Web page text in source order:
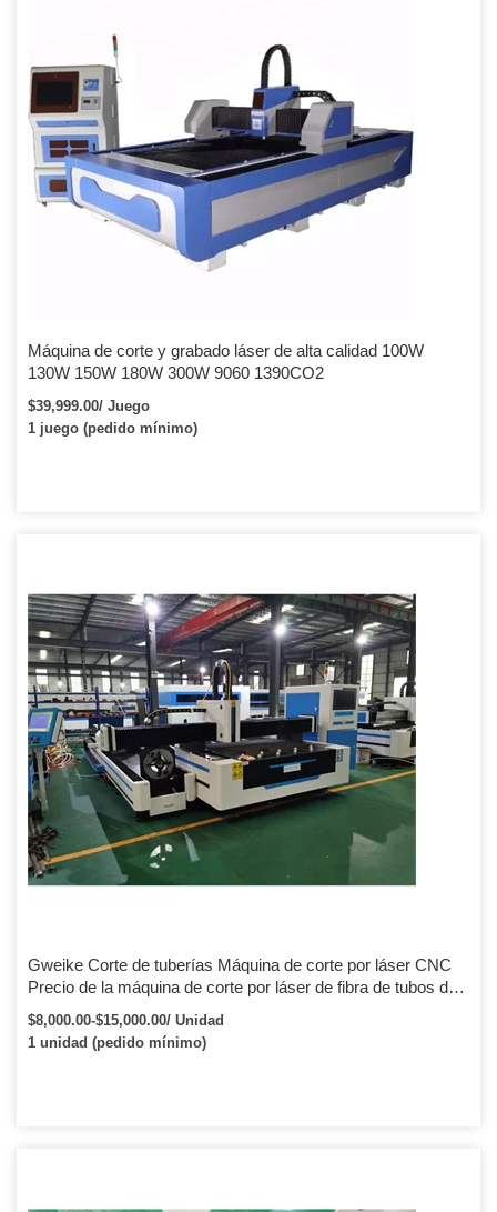
Máquina de corte y grabado láser de alta calidad 100W
130W 150W 180W 300W 9060 1390CO2
$39,999.00/ Juego
1 juego (pedido mínimo)
Gweike Corte de tuberías Máquina de corte por láser CNC
Precio de la máquina de corte por láser de fibra de tubos de
metal
$8,000.00-$15,000.00/ Unidad
1 unidad (pedido mínimo)